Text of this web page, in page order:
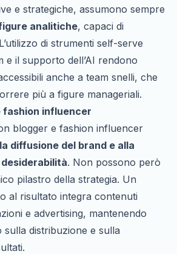
e strategiche, assumono sempre
analitiche, capaci di
di strumenti self-serve
e il supporto dell’AI rendono
anche a team snelli, che
più a figure manageriali.
fashion influencer
blogger e fashion influencer
diffusione del brand e alla
. Non possono però
pilastro della strategia. Un
al risultato integra contenuti
e advertising, mantenendo
distribuzione e sulla